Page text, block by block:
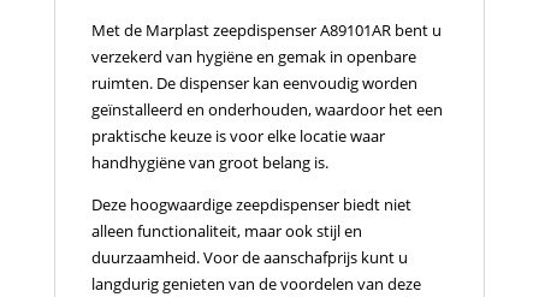
Met de Marplast zeepdispenser A89101AR bent u
verzekerd van hygiëne en gemak in openbare
ruimten. De dispenser kan eenvoudig worden
geïnstalleerd en onderhouden, waardoor het een
praktische keuze is voor elke locatie waar
handhygiëne van groot belang is.
Deze hoogwaardige zeepdispenser biedt niet
alleen functionaliteit, maar ook stijl en
duurzaamheid. Voor de aanschafprijs kunt u
langdurig genieten van de voordelen van deze